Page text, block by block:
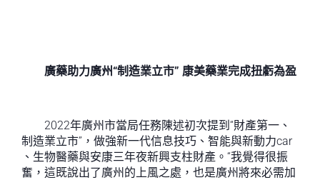
廣藥助力廣州“制造業立市” 康美藥業完成扭虧為盈
2022年廣州市當局任務陳述初次提到“財產第一、
制造業立市”，做強新一代信息技巧、智能與新動力car
、生物醫藥與安康三年夜新興支柱財產。“我覺得很振
奮，這既說出了廣州的上風之處，也是廣州將來必需加